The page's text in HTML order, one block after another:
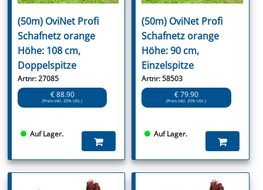
(50m) OviNet Profi
Schafnetz orange
Höhe: 108 cm,
Doppelspitze
Artnr: 27085
€ 88.90
(Preis inkl. 20% USt.)
Auf Lager.
(50m) OviNet Profi
Schafnetz orange
Höhe: 90 cm,
Einzelspitze
Artnr: 58503
€ 79.90
(Preis inkl. 20% USt.)
Auf Lager.